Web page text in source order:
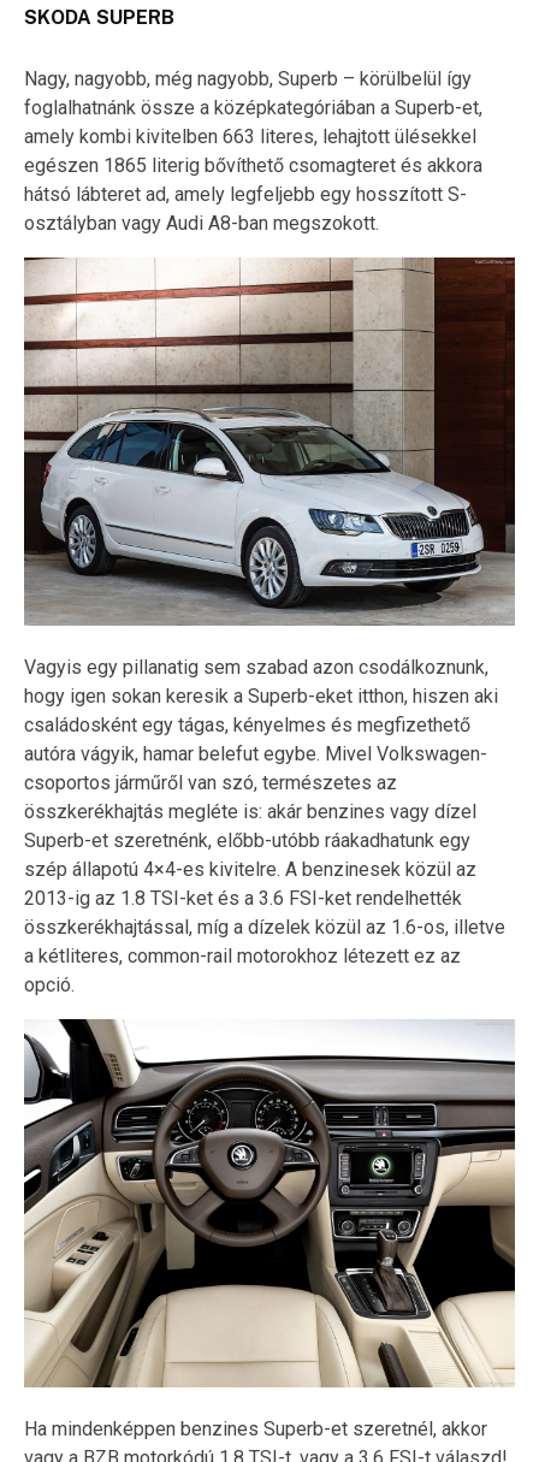
SKODA SUPERB
Nagy, nagyobb, még nagyobb, Superb – körülbelül így
foglalhatnánk össze a középkategóriában a Superb-et,
amely kombi kivitelben 663 literes, lehajtott ülésekkel
egészen 1865 literig bővíthető csomagteret és akkora
hátsó lábteret ad, amely legfeljebb egy hosszított S-
osztályban vagy Audi A8-ban megszokott.
Vagyis egy pillanatig sem szabad azon csodálkoznunk,
hogy igen sokan keresik a Superb-eket itthon, hiszen aki
családosként egy tágas, kényelmes és megfizethető
autóra vágyik, hamar belefut egybe. Mivel Volkswagen-
csoportos járműről van szó, természetes az
összkerékhajtás megléte is: akár benzines vagy dízel
Superb-et szeretnénk, előbb-utóbb ráakadhatunk egy
szép állapotú 4×4-es kivitelre. A benzinesek közül az
2013-ig az 1.8 TSI-ket és a 3.6 FSI-ket rendelhették
összkerékhajtással, míg a dízelek közül az 1.6-os, illetve
a kétliteres, common-rail motorokhoz létezett ez az
opció.
Ha mindenképpen benzines Superb-et szeretnél, akkor
vagy a BZB motorkódú 1.8 TSI-t, vagy a 3.6 FSI-t válaszd!